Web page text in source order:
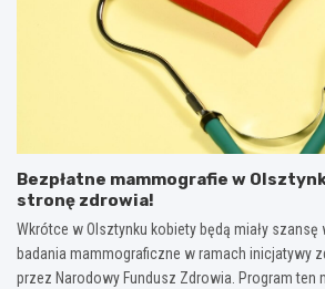
Bezpłatne mammografie w
stronę zdrowia!
Wkrótce w Olsztynku kobiety będą miały szansę
badania mammograficzne w ramach inicjatywy
przez Narodowy Fundusz Zdrowia. Program ten